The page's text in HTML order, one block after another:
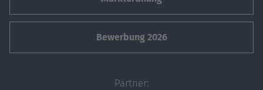
Bewerbung 2026
Partner: